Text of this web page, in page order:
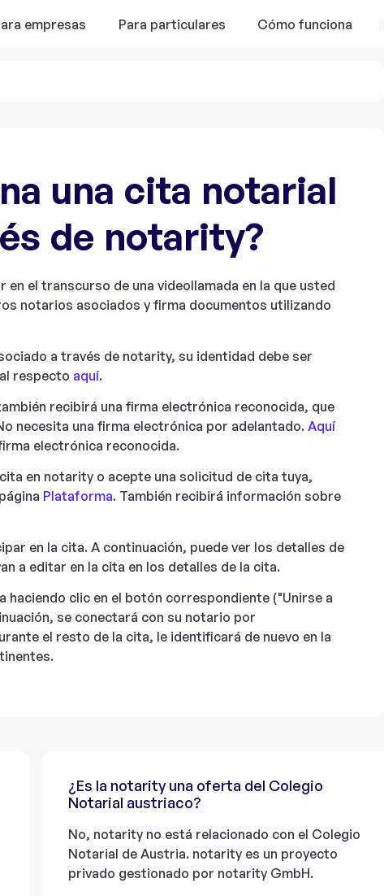
empresas Para particulares Cómo funciona
una cita notarial
de notarity?
el transcurso de una videollamada en la que usted
notarios asociados y firma documentos utilizando
a través de notarity, su identidad debe ser
respecto aquí.
recibirá una firma electrónica reconocida, que
necesita una firma electrónica por adelantado. Aquí
electrónica reconocida.
en notarity o acepte una solicitud de cita tuya,
Plataforma. También recibirá información sobre
en la cita. A continuación, puede ver los detalles de
a editar en la cita en los detalles de la cita.
haciendo clic en el botón correspondiente ("Unirse a
se conectará con su notario por
el resto de la cita, le identificará de nuevo en la
¿Es la notarity una oferta del Colegio
Notarial austriaco?
No, notarity no está relacionado con el Colegio
Notarial de Austria. notarity es un proyecto
privado gestionado por notarity GmbH.